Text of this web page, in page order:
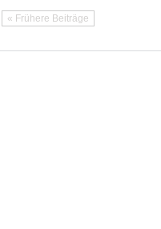
« Frühere Beiträge